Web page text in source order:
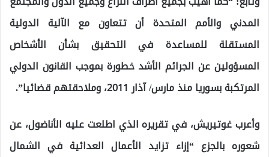
المدني والأمم المتحدة أن تتعاون مع الآلية الدولية
المستقلة للمساعدة في التحقيق بشأن الأشخاص
المسؤولين عن الجرائم الأشد خطورة بموجب القانون الدولي
المرتكبة بسوريا منذ مارس/ آذار 2011، وملاحقتهم قضائيا”.
وأعرب غوتيريش، في تقريره الذي اطلعت عليه الأناضول، عن
شعوره بالجزع “إزاء تزايد الأعمال العدائية في الشمال